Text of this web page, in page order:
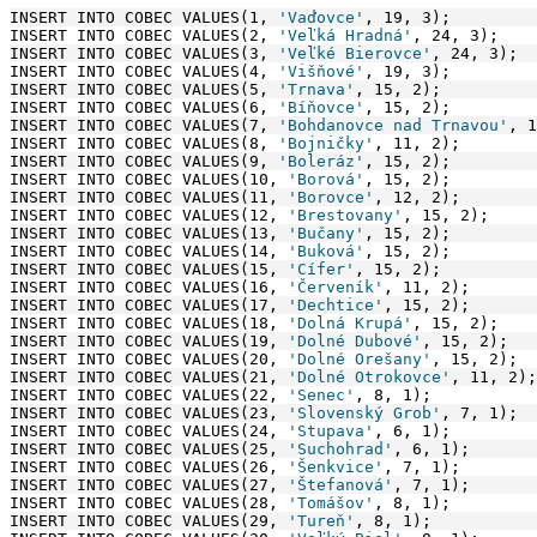
INSERT INTO COBEC VALUES(1, 'Vaďovce' , 19, 3);
INSERT INTO COBEC VALUES(2,
'Veľká Hradná' , 24, 3);
INSERT INTO COBEC VALUES(3,
'Veľké Bierovce' , 24, 3);
INSERT INTO COBEC VALUES(4,
'Višňové' , 19, 3);
INSERT INTO COBEC VALUES(5,
'Trnava' , 15, 2);
INSERT INTO COBEC VALUES(6,
'Bíňovce' , 15, 2);
INSERT INTO COBEC VALUES(7,
'Bohdanovce nad Trnavou' ,
INSERT INTO COBEC VALUES(8,
'Bojničky' , 11, 2);
INSERT INTO COBEC VALUES(9,
'Boleráz' , 15, 2);
INSERT INTO COBEC VALUES(10,
'Borová' , 15, 2);
INSERT INTO COBEC VALUES(11,
'Borovce' , 12, 2);
INSERT INTO COBEC VALUES(12,
'Brestovany' , 15, 2);
INSERT INTO COBEC VALUES(13,
'Bučany' , 15, 2);
INSERT INTO COBEC VALUES(14,
'Buková' , 15, 2);
INSERT INTO COBEC VALUES(15,
'Cífer' , 15, 2);
INSERT INTO COBEC VALUES(16,
'Červeník' , 11, 2);
INSERT INTO COBEC VALUES(17,
'Dechtice' , 15, 2);
INSERT INTO COBEC VALUES(18,
'Dolná Krupá' , 15, 2);
INSERT INTO COBEC VALUES(19,
'Dolné Dubové' , 15, 2);
INSERT INTO COBEC VALUES(20,
'Dolné Orešany' , 15, 2);
INSERT INTO COBEC VALUES(21,
'Dolné Otrokovce' , 11, 2);
INSERT INTO COBEC VALUES(22,
'Senec' , 8, 1);
INSERT INTO COBEC VALUES(23,
'Slovenský Grob' , 7, 1);
INSERT INTO COBEC VALUES(24,
'Stupava' , 6, 1);
INSERT INTO COBEC VALUES(25,
'Suchohrad' , 6, 1);
INSERT INTO COBEC VALUES(26,
'Šenkvice' , 7, 1);
INSERT INTO COBEC VALUES(27,
'Štefanová' , 7, 1);
INSERT INTO COBEC VALUES(28,
'Tomášov' , 8, 1);
INSERT INTO COBEC VALUES(29,
'Tureň' , 8, 1);